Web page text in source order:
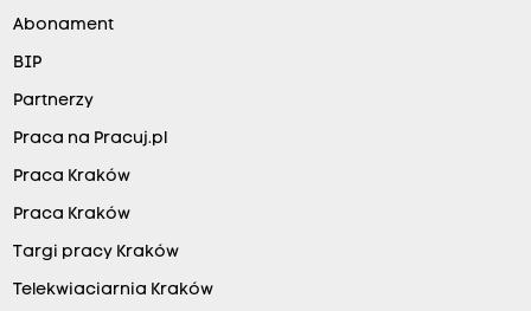
Abonament
BIP
Partnerzy
Praca na Pracuj.pl
Praca Kraków
Praca Kraków
Targi pracy Kraków
Telekwiaciarnia Kraków